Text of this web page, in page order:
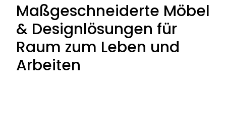
Maßgeschneiderte Möbel
& Designlösungen für
Raum zum Leben und
Arbeiten